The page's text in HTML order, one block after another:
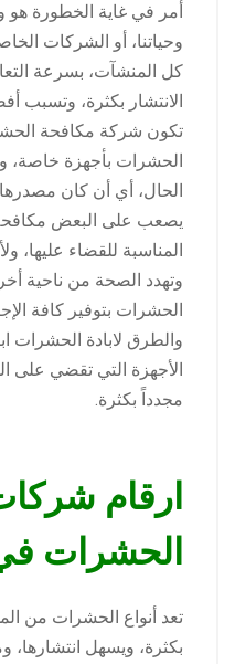
أمر في غاية الخطورة هو
وحياتنا، أو الشركات
كل المنشآت، بسرعة
الانتشار بكثرة، وتسبب
تكون شركة مكافحة
الحشرات بأجهزة خاصة،
الحال، أي أن كان
يصعب على البعض مكافحة
المناسبة للقضاء عليها،
وتهدد الصحة من ناحية
الحشرات بتوفير كافة
والطرق لابادة الحشرات
الأجهزة التي تقضي على
مجدداً بكثرة.
ارقام
الحشرات
تعد أنواع الحشرات من
بكثرة، ويسهل